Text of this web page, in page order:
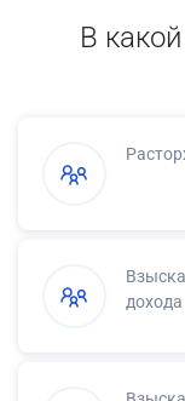
В
дохода